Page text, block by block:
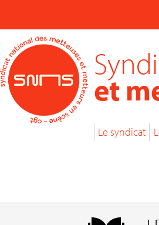
et
Le syndicat